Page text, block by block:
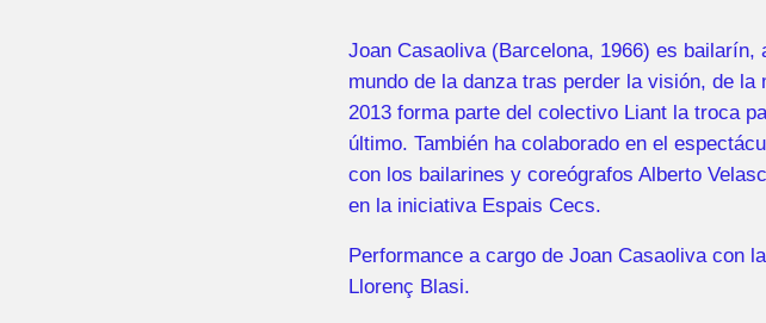
Joan Casaoliva (Barcelona, 1966) es
mundo de la danza tras perder la visión, de
2013 forma parte del colectivo Liant la troca
último. También ha colaborado en el
con los bailarines y coreógrafos Alberto
en la iniciativa Espais Cecs.
Performance a cargo de Joan Casaoliva con
Llorenç Blasi.